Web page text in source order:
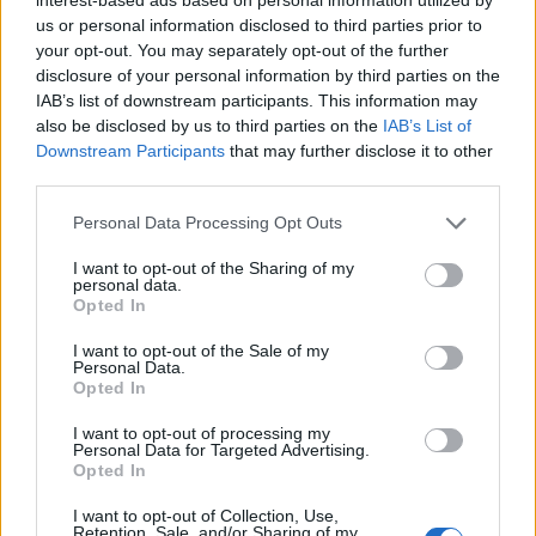
us or personal information disclosed to third parties prior to
your opt-out. You may separately opt-out of the further
disclosure of your personal information by third parties on the
IAB’s list of downstream participants. This information may
also be disclosed by us to third parties on the IAB’s List of
Downstream Participants that may further disclose it to other
Personal Data Processing Opt Outs
I want to opt-out of the Sharing of my
personal data.
Opted In
I want to opt-out of the Sale of my
Personal Data.
Opted In
I want to opt-out of processing my
Personal Data for Targeted Advertising.
Opted In
I want to opt-out of Collection, Use,
Retention, Sale, and/or Sharing of my
Charlize Theron mahnit
në Seul me një pamje të
errët dhe provokuese
gjatë promovimit të filmit
“The Odyssey
Foto/ Selin dhe Kristi nuk
ndiqen më në Instagram,
dyshime për krisje mes
fitueses së Big Brother
VIP 5 dhe ish-banorit
tërheq vëmendjen me
fushatën e re të markës
ashpër një personi në
të fundit
jashtëzakonshme mbahet